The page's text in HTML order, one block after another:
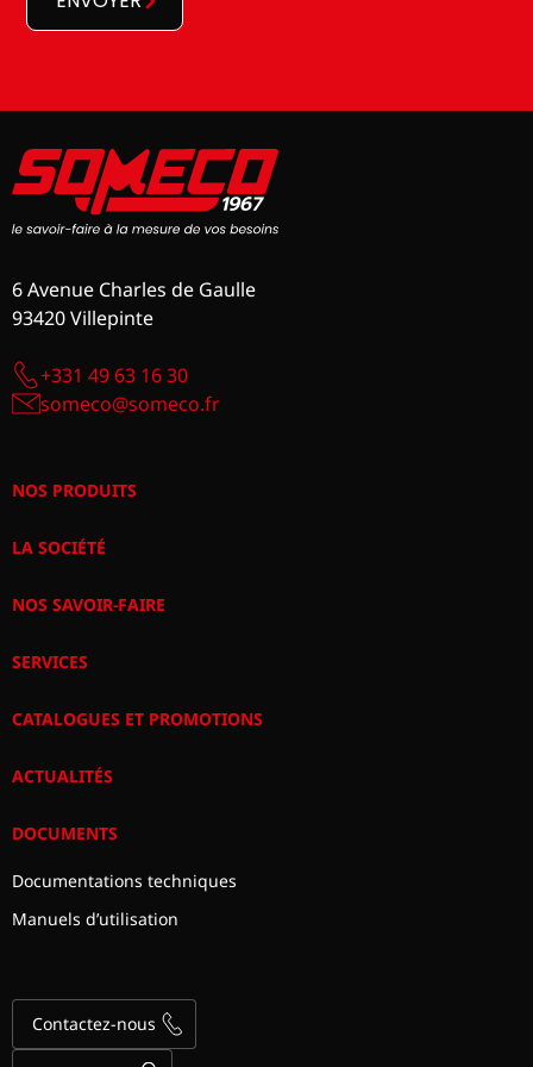
6 Avenue Charles de Gaulle
93420 Villepinte
+331 49 63 16 30
someco@someco.fr
NOS PRODUITS
LA SOCIÉTÉ
NOS SAVOIR-FAIRE
SERVICES
CATALOGUES ET PROMOTIONS
ACTUALITÉS
DOCUMENTS
Documentations techniques
Manuels d’utilisation
Contactez-nous